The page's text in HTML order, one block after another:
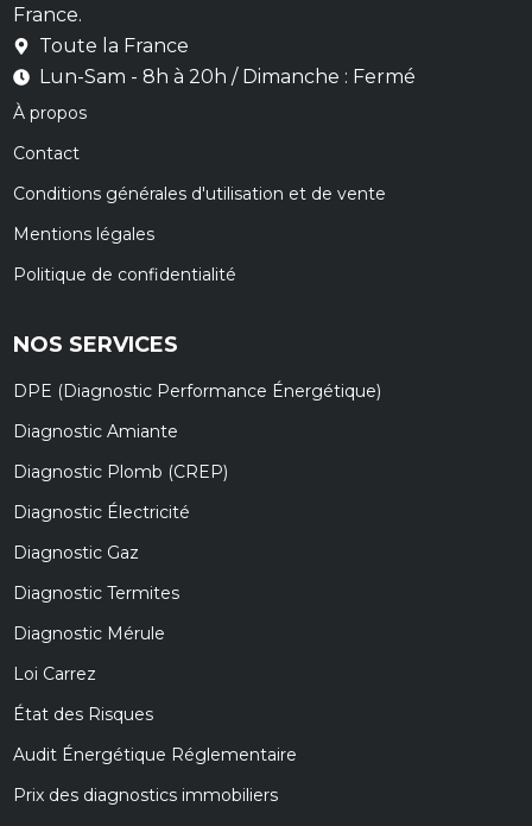
France.
Toute la France
Lun-Sam - 8h à 20h / Dimanche : Fermé
À propos
Contact
Conditions générales d'utilisation et de vente
Mentions légales
Politique de confidentialité
NOS SERVICES
DPE (Diagnostic Performance Énergétique)
Diagnostic Amiante
Diagnostic Plomb (CREP)
Diagnostic Électricité
Diagnostic Gaz
Diagnostic Termites
Diagnostic Mérule
Loi Carrez
État des Risques
Audit Énergétique Réglementaire
Prix des diagnostics immobiliers